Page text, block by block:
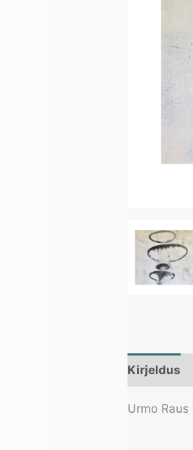
Kirjeldus
Urmo